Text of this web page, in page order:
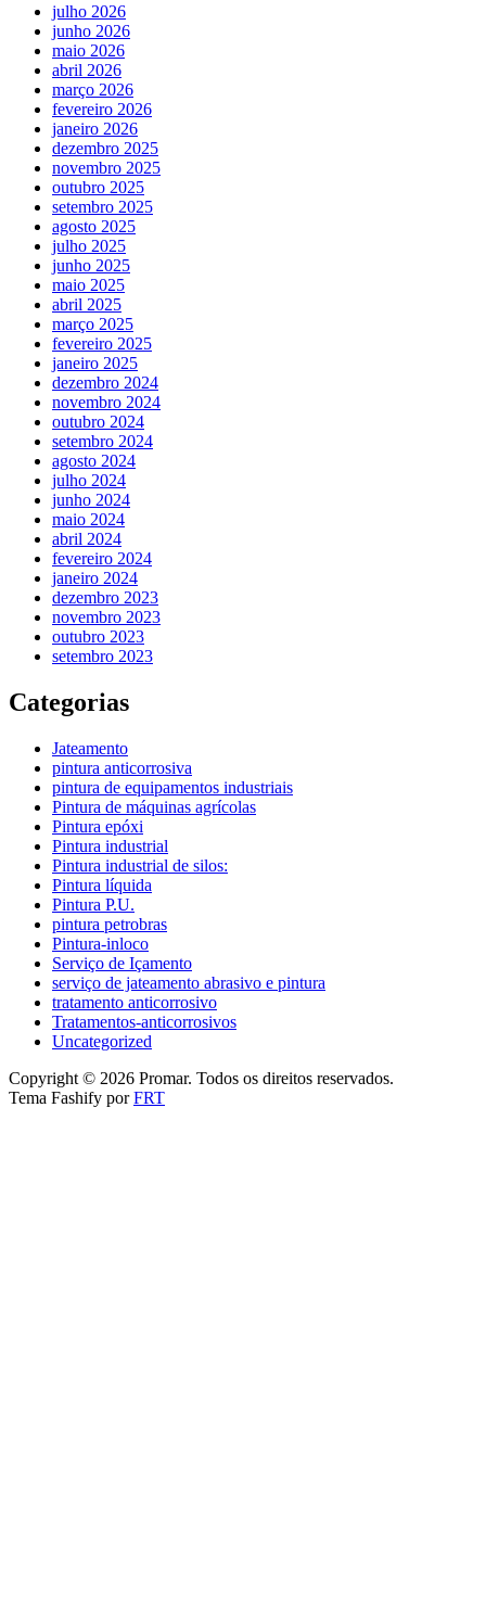
julho 2026
junho 2026
maio 2026
abril 2026
março 2026
fevereiro 2026
janeiro 2026
dezembro 2025
novembro 2025
outubro 2025
setembro 2025
agosto 2025
julho 2025
junho 2025
maio 2025
abril 2025
março 2025
fevereiro 2025
janeiro 2025
dezembro 2024
novembro 2024
outubro 2024
setembro 2024
agosto 2024
julho 2024
junho 2024
maio 2024
abril 2024
fevereiro 2024
janeiro 2024
dezembro 2023
novembro 2023
outubro 2023
setembro 2023
Categorias
Jateamento
pintura anticorrosiva
pintura de equipamentos industriais
Pintura de máquinas agrícolas
Pintura epóxi
Pintura industrial
Pintura industrial de silos:
Pintura líquida
Pintura P.U.
pintura petrobras
Pintura-inloco
Serviço de Içamento
serviço de jateamento abrasivo e pintura
tratamento anticorrosivo
Tratamentos-anticorrosivos
Uncategorized
Copyright © 2026 Promar. Todos os direitos reservados.
Tema Fashify porFRT